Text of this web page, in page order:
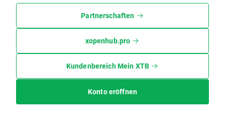
Partnerschaften
xopenhub.pro
Kundenbereich Mein XTB
Konto eröffnen